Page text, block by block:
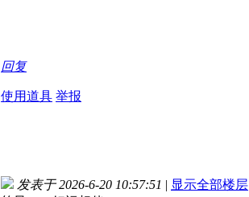
回复
使用道具 举报
发表于 2026-6-20 10:57:51 | 显示全部楼层